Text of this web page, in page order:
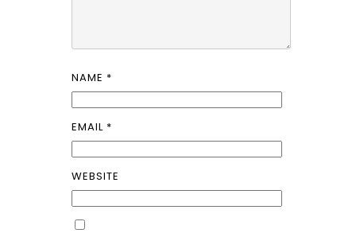
NAME *
EMAIL *
WEBSITE